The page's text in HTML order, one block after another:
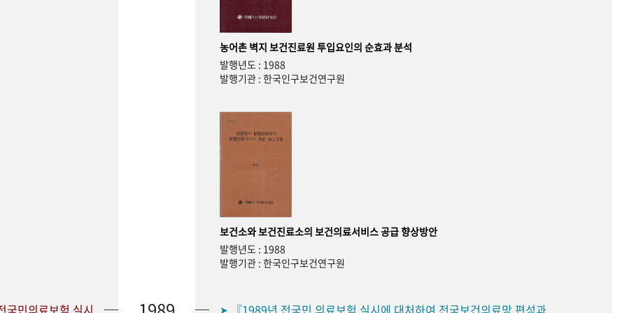
농어촌 벽지 보건진료원 투입요인의 순효과 분석
발행년도 : 1988
발행기관 : 한국인구보건연구원
보건소와 보건진료소의 보건의료서비스 공급 향상방안
발행년도 : 1988
발행기관 : 한국인구보건연구원
➤